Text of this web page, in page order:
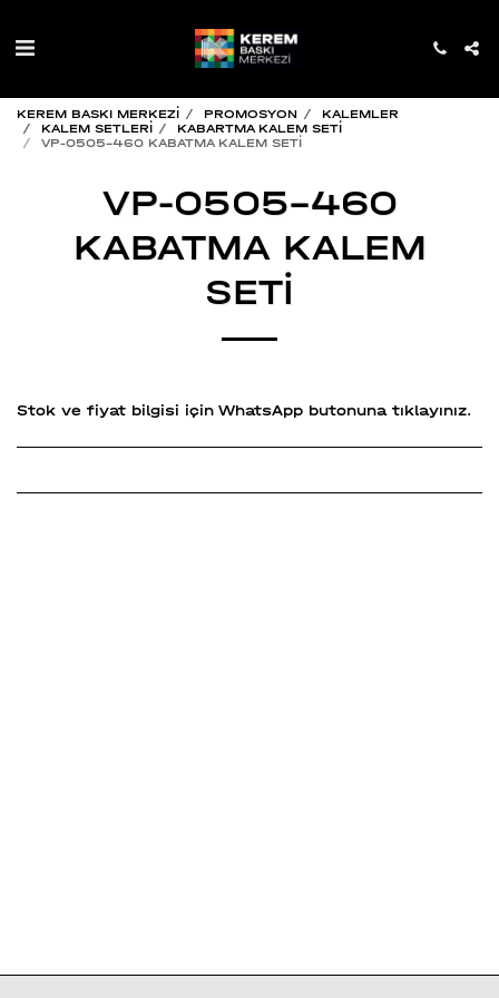
KEREM BASKI MERKEZİ PROMOSYON
KALEMLER
KALEM SETLERİ
KABARTMA KALEM SETİ
VP-0505-460 KABATMA KALEM SETİ
VP-0505-460
KABATMA KALEM
SETİ
Stok ve fiyat bilgisi için WhatsApp butonuna tıklayınız.